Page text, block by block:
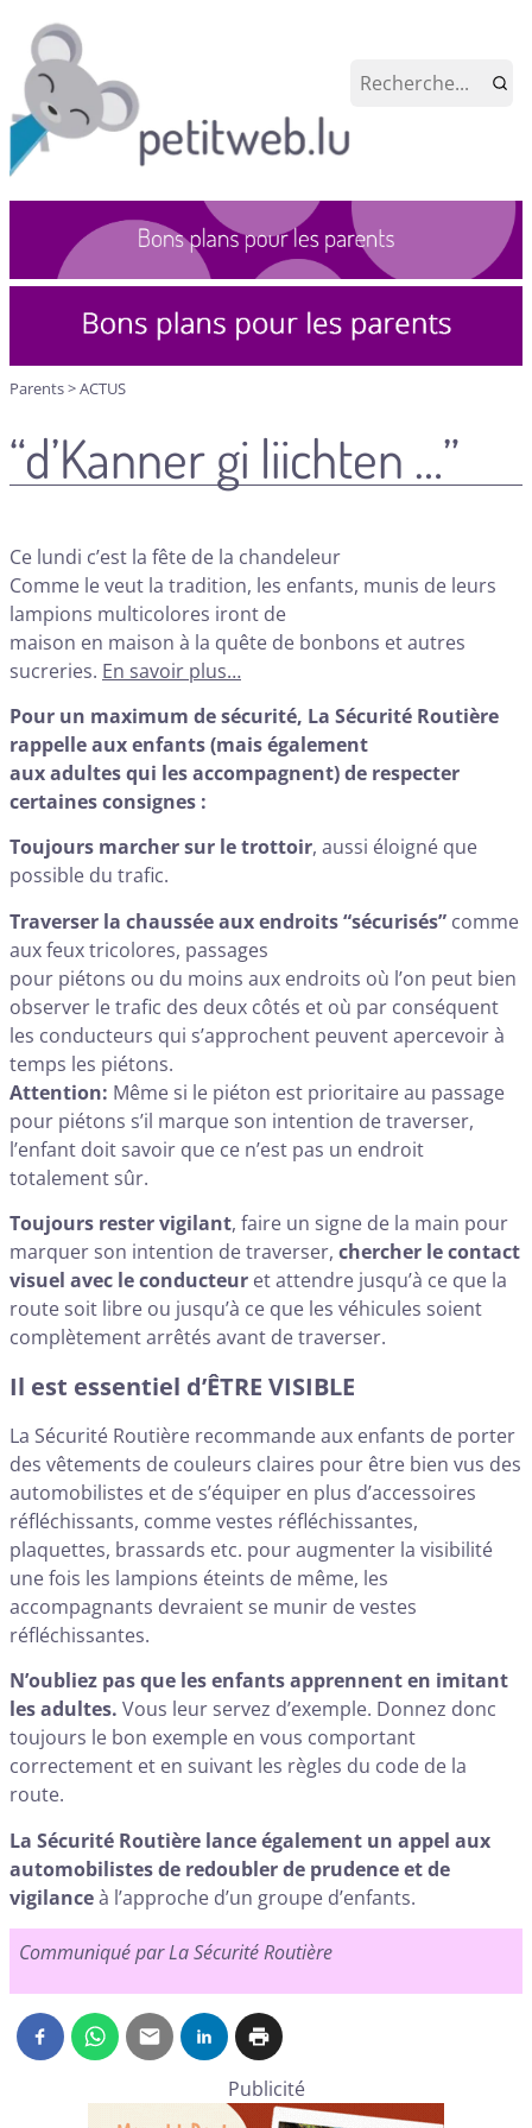
Parents>ACTUS
“d’Kanner gi liichten …”
Ce lundi c’est la fête de la chandeleur
Comme le veut la tradition, les enfants, munis de leurs
lampions multicolores iront de
maison en maison à la quête de bonbons et autres
sucreries. En savoir plus…
Pour un maximum de sécurité, La Sécurité Routière
rappelle aux enfants (mais également
aux adultes qui les accompagnent) de respecter
certaines consignes :
Toujours marcher sur le trottoir, aussi éloigné que
possible du trafic.
Traverser la chaussée aux endroits “sécurisés” comme
aux feux tricolores, passages
pour piétons ou du moins aux endroits où l’on peut bien
observer le trafic des deux côtés et où par conséquent
les conducteurs qui s’approchent peuvent apercevoir à
temps les piétons.
Attention: Même si le piéton est prioritaire au passage
pour piétons s’il marque son intention de traverser,
l’enfant doit savoir que ce n’est pas un endroit
totalement sûr.
Toujours rester vigilant, faire un signe de la main pour
marquer son intention de traverser, chercher le contact
visuel avec le conducteur et attendre jusqu’à ce que la
route soit libre ou jusqu’à ce que les véhicules soient
complètement arrêtés avant de traverser.
Il est essentiel d’ÊTRE VISIBLE
La Sécurité Routière recommande aux enfants de porter
des vêtements de couleurs claires pour être bien vus des
automobilistes et de s’équiper en plus d’accessoires
réfléchissants, comme vestes réfléchissantes,
plaquettes, brassards etc. pour augmenter la visibilité
une fois les lampions éteints de même, les
accompagnants devraient se munir de vestes
réfléchissantes.
N’oubliez pas que les enfants apprennent en imitant
les adultes. Vous leur servez d’exemple. Donnez donc
toujours le bon exemple en vous comportant
correctement et en suivant les règles du code de la
route.
La Sécurité Routière lance également un appel aux
automobilistes de redoubler de prudence et de
vigilanceà l’approche d’un groupe d’enfants.
Communiqué par La Sécurité Routière
Publicité